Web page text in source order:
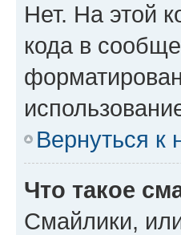
Нет. На этой
кода в
Вернуться к
Что такое
Смайлики,